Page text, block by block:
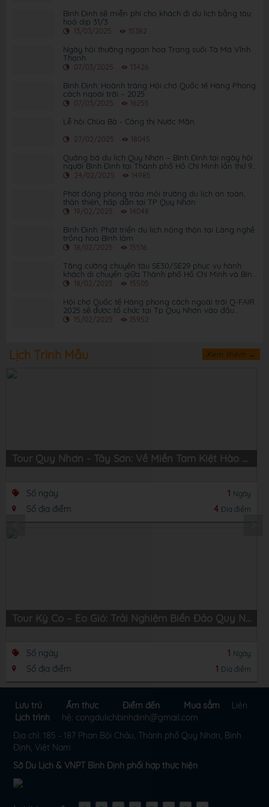
Bình Định sẽ miễn phí cho khách đi du lịch bằng tàu
hoả dịp 31/3
13/03/2025 15382
Ngày hội thưởng ngoạn hoa Trang suối Tà Má Vĩnh
Thạnh
07/03/2025 13426
Bình Định: Hoành tráng Hội chợ Quốc tế Hàng Phong
cách ngoài trời – 2025
07/03/2025 16255
Lễ hội Chùa Bà - Cảng thị Nước Mặn
27/02/2025 18045
Quảng bá du lịch Quy Nhơn – Bình Định tại ngày hội
người Bình Định tại Thành phố Hồ Chí Minh lần thứ 9
năm 2025
24/02/2025 14985
Phát động phong trào môi trường du lịch an toàn,
thân thiện, hấp dẫn tại TP Quy Nhơn
19/02/2025 14048
Bình Định: Phát triển du lịch nông thôn tại Làng nghề
trồng hoa Bình lâm
18/02/2025 15516
Tăng cường chuyến tàu SE30/SE29 phục vụ hành
khách di chuyển giữa Thành phố Hồ Chí Minh và Bình
Định18/02/2025 15505
Hội chợ Quốc tế Hàng phong cách ngoài trời Q-FAIR
2025 sẽ được tổ chức tại Tp Quy Nhơn vào đầu
tháng 3 năm 2025
15/02/2025 15952
Lịch Trình Mẫu Xem thêm →
Tour Quy Nhơn - Tây Sơn: Về Miền Tam Kiệt Hào Hùng
Số ngày 1 Ngày
Số địa điểm 4 Địa điểm
Tour Kỳ Co – Eo Gió: Trải Nghiệm Biển Đảo Quy Nhơn Hùng Vĩ
Số ngày 1 Ngày
Số địa điểm 1 Địa điểm
Lưu trú Ẩm thực Điểm đến
Mua sắm
Lịch trình
Liên
hệ: congdulichbinhdinh@gmail.com
Địa chỉ: 185 - 187 Phan Bội Châu, Thành phố Quy Nhơn, Bình
Định, Việt Nam
Sở Du Lịch & VNPT Bình Định phối hợp thực hiện